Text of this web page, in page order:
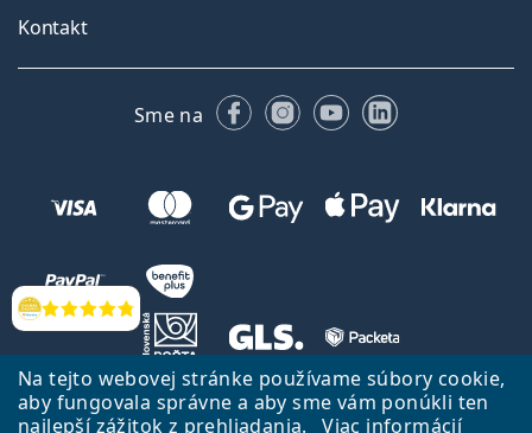
Na tejto webovej stránke používame súbory cookie,
aby fungovala správne a aby sme vám ponúkli ten
najlepší zážitok z prehliadania.
Viac informácií
Hodnotenia
Kontakt
Sme na FacebookuInstagrame
YouTubeLinkedIn
Späť na Úvodnu stránku Prejsť hore